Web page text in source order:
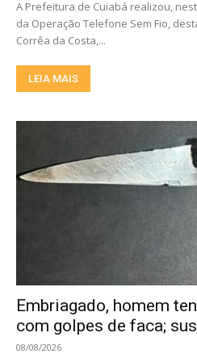
A Prefeitura de Cuiabá realizou,
da Operação Telefone Sem Fio,
Corrêa da Costa,...
LEIA MAIS
Embriagado, homem
com golpes de faca;
08/08/2026